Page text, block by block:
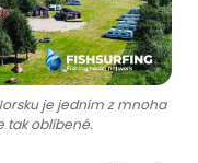
je jedním z mnoha
tak oblíbené.